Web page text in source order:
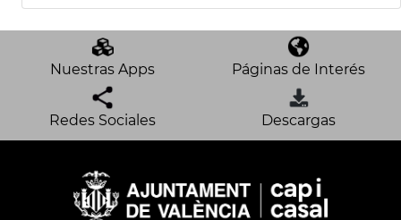
Nuestras Apps Páginas de Interés
Redes Sociales Descargas